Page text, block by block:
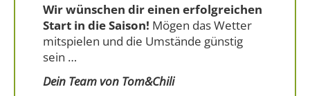
Wir wünschen dir einen erfolgreichen
Start in die Saison! Mögen das Wetter
mitspielen und die Umstände günstig
sein …
Dein Team von Tom&Chili